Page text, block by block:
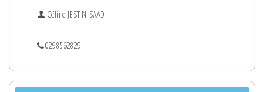
Céline JESTIN-SAAD
0298562829